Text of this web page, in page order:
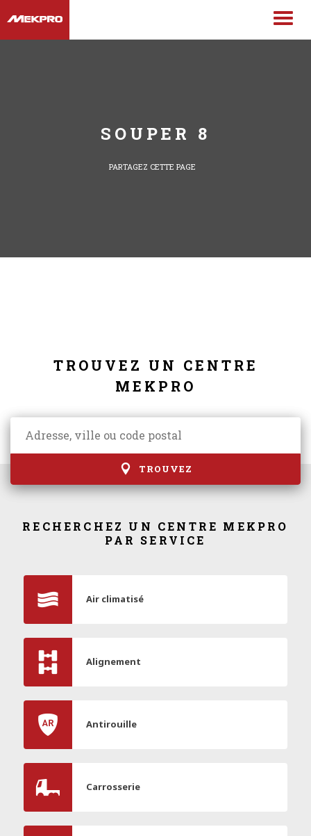
SOUPER 8
PARTAGEZ CETTE PAGE
TROUVEZ UN CENTRE
MEKPRO
TROUVEZ
RECHERCHEZ UN CENTRE MEKPRO
PAR SERVICE
Air climatisé
Alignement
Antirouille
Carrosserie